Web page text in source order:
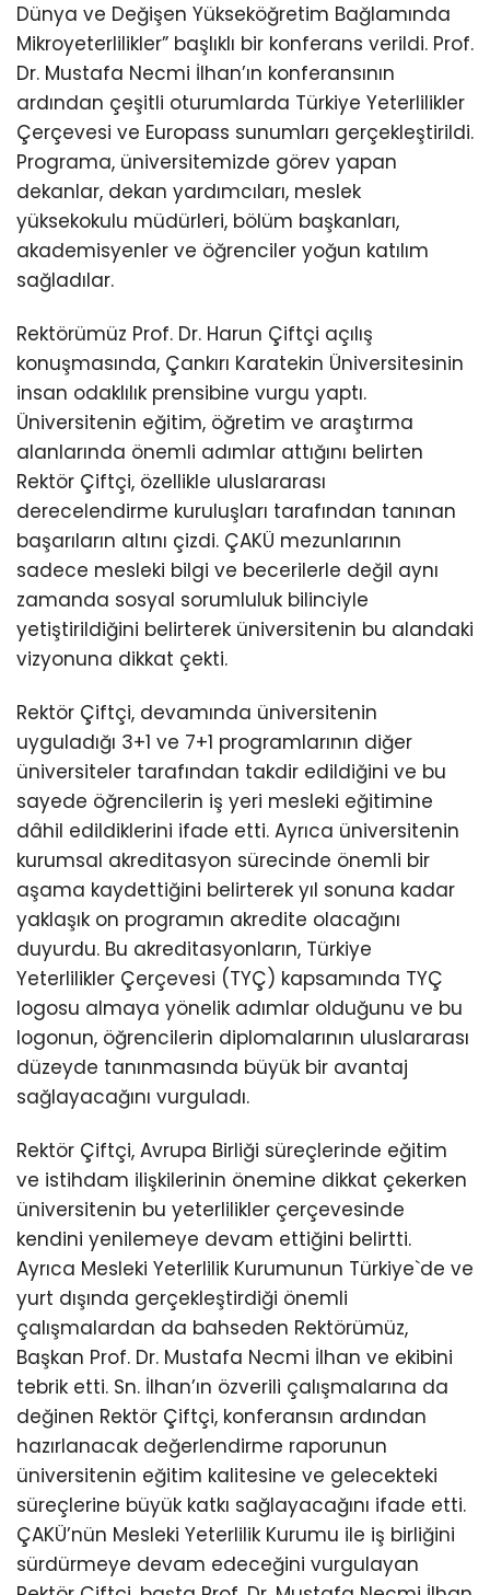
Dünya ve Değişen Yükseköğretim Bağlamında
Mikroyeterlilikler” başlıklı bir konferans verildi. Prof.
Dr. Mustafa Necmi İlhan’ın konferansının
ardından çeşitli oturumlarda Türkiye Yeterlilikler
Çerçevesi ve Europass sunumları gerçekleştirildi.
Programa, üniversitemizde görev yapan
dekanlar, dekan yardımcıları, meslek
yüksekokulu müdürleri, bölüm başkanları,
akademisyenler ve öğrenciler yoğun katılım
sağladılar.
Rektörümüz Prof. Dr. Harun Çiftçi açılış
konuşmasında, Çankırı Karatekin Üniversitesinin
insan odaklılık prensibine vurgu yaptı.
Üniversitenin eğitim, öğretim ve araştırma
alanlarında önemli adımlar attığını belirten
Rektör Çiftçi, özellikle uluslararası
derecelendirme kuruluşları tarafından tanınan
başarıların altını çizdi. ÇAKÜ mezunlarının
sadece mesleki bilgi ve becerilerle değil aynı
zamanda sosyal sorumluluk bilinciyle
yetiştirildiğini belirterek üniversitenin bu alandaki
vizyonuna dikkat çekti.
Rektör Çiftçi, devamında üniversitenin
uyguladığı 3+1 ve 7+1 programlarının diğer
üniversiteler tarafından takdir edildiğini ve bu
sayede öğrencilerin iş yeri mesleki eğitimine
dâhil edildiklerini ifade etti. Ayrıca üniversitenin
kurumsal akreditasyon sürecinde önemli bir
aşama kaydettiğini belirterek yıl sonuna kadar
yaklaşık on programın akredite olacağını
duyurdu. Bu akreditasyonların, Türkiye
Yeterlilikler Çerçevesi (TYÇ) kapsamında TYÇ
logosu almaya yönelik adımlar olduğunu ve bu
logonun, öğrencilerin diplomalarının uluslararası
düzeyde tanınmasında büyük bir avantaj
sağlayacağını vurguladı.
Rektör Çiftçi, Avrupa Birliği süreçlerinde eğitim
ve istihdam ilişkilerinin önemine dikkat çekerken
üniversitenin bu yeterlilikler çerçevesinde
kendini yenilemeye devam ettiğini belirtti.
Ayrıca Mesleki Yeterlilik Kurumunun Türkiye`de ve
yurt dışında gerçekleştirdiği önemli
çalışmalardan da bahseden Rektörümüz,
Başkan Prof. Dr. Mustafa Necmi İlhan ve ekibini
tebrik etti. Sn. İlhan’ın özverili çalışmalarına da
değinen Rektör Çiftçi, konferansın ardından
hazırlanacak değerlendirme raporunun
üniversitenin eğitim kalitesine ve gelecekteki
süreçlerine büyük katkı sağlayacağını ifade etti.
ÇAKÜ’nün Mesleki Yeterlilik Kurumu ile iş birliğini
sürdürmeye devam edeceğini vurgulayan